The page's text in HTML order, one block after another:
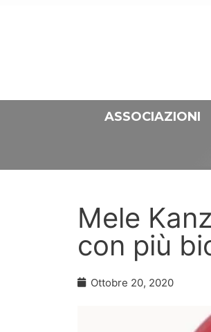
ASSOCIAZIONI
Mele
con più
Ottobre 20, 2020